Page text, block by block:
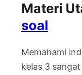
Materi
soal
Memahami
kelas 3